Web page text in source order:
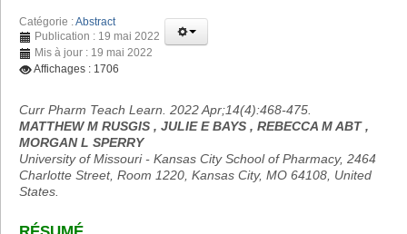
Catégorie :Abstract
Publication : 19 mai 2022
Mis à jour : 19 mai 2022
Affichages : 1706
Curr Pharm Teach Learn. 2022 Apr;14(4):468-475.
MATTHEW M RUSGIS , JULIE E BAYS , REBECCA M ABT ,
MORGAN L SPERRY
University of Missouri - Kansas City School of Pharmacy, 2464
Charlotte Street, Room 1220, Kansas City, MO 64108, United
States.